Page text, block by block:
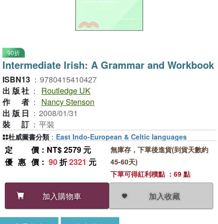
90折
Intermediate Irish: A Grammar and Workbook
ISBN13 ： 9780415410427
出版社 ：
Routledge UK
作者 ：
Nancy Stenson
出版日 ： 2008/01/31
裝訂 ： 平裝
定價 ：NT$ 2579 元
優惠價 ： 90折2321 元
加入購物車 加入收藏
無庫存，下單後進貨(到貨天數約
45-60天)
下單可得紅利積點 ：69 點
杜威圖書分類 ： East Indo-European & Celtic languages